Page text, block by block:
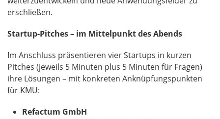
erschließen.
Startup-Pitches – im Mittelpunkt des Abends
Im Anschluss präsentieren vier Startups in kurzen
Pitches (jeweils 5 Minuten plus 5 Minuten für Fragen)
ihre Lösungen – mit konkreten Anknüpfungspunkten
für KMU:
Refactum GmbH